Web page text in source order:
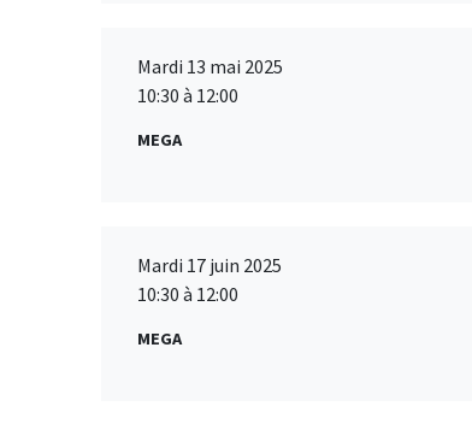
Mardi 13 mai 2025
10:30 à 12:00
MEGA
Mardi 17 juin 2025
10:30 à 12:00
MEGA